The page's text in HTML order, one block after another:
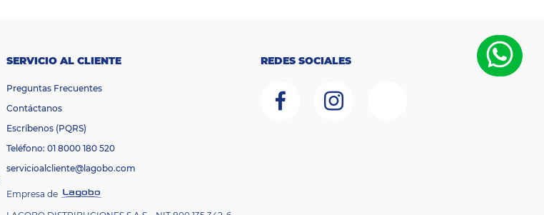
SERVICIO AL CLIENTE
Preguntas Frecuentes
Contáctanos
Escríbenos (PQRS)
Teléfono: 01 8000 180 520
servicioalcliente@lagobo.com
Empresa de
REDES SOCIALES